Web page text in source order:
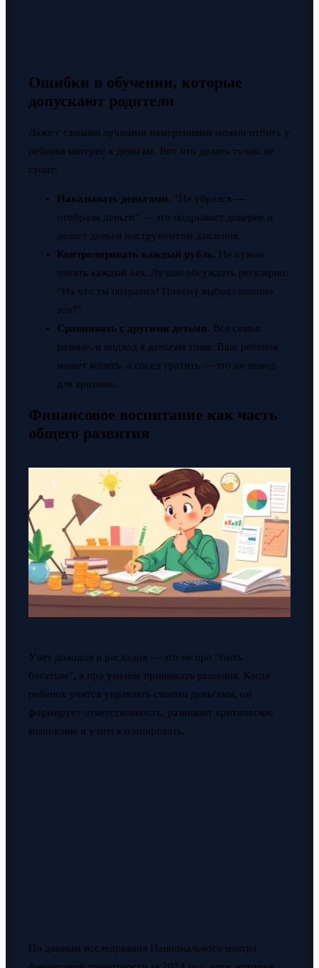
Ошибки в обучении, которые
допускают родители
Даже с самыми лучшими намерениями можно отбить у
ребенка интерес к деньгам. Вот что делать точно не
стоит:
Наказывать деньгами. “Не убрался —
отобрали деньги” — это подрывает доверие и
делает деньги инструментом давления.
Контролировать каждый рубль. Не нужно
читать каждый чек. Лучше обсуждать регулярно:
“На что ты потратил? Почему выбрал именно
это?”
Сравнивать с другими детьми. Все семьи
разные, и подход к деньгам тоже. Ваш ребенок
может копить, а сосед тратить — это не повод
для критики.
Финансовое воспитание как часть
общего развития
Учет доходов и расходов — это не про “быть
богатым”, а про умение принимать решения. Когда
ребенок учится управлять своими деньгами, он
формирует ответственность, развивает критическое
мышление и учится планировать.
По данным исследования Национального центра